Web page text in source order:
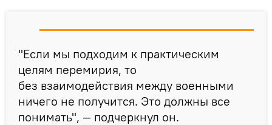
"Если мы подходим к практическим
целям перемирия, то
без взаимодействия между военными
ничего не получится. Это должны все
понимать", — подчеркнул он.